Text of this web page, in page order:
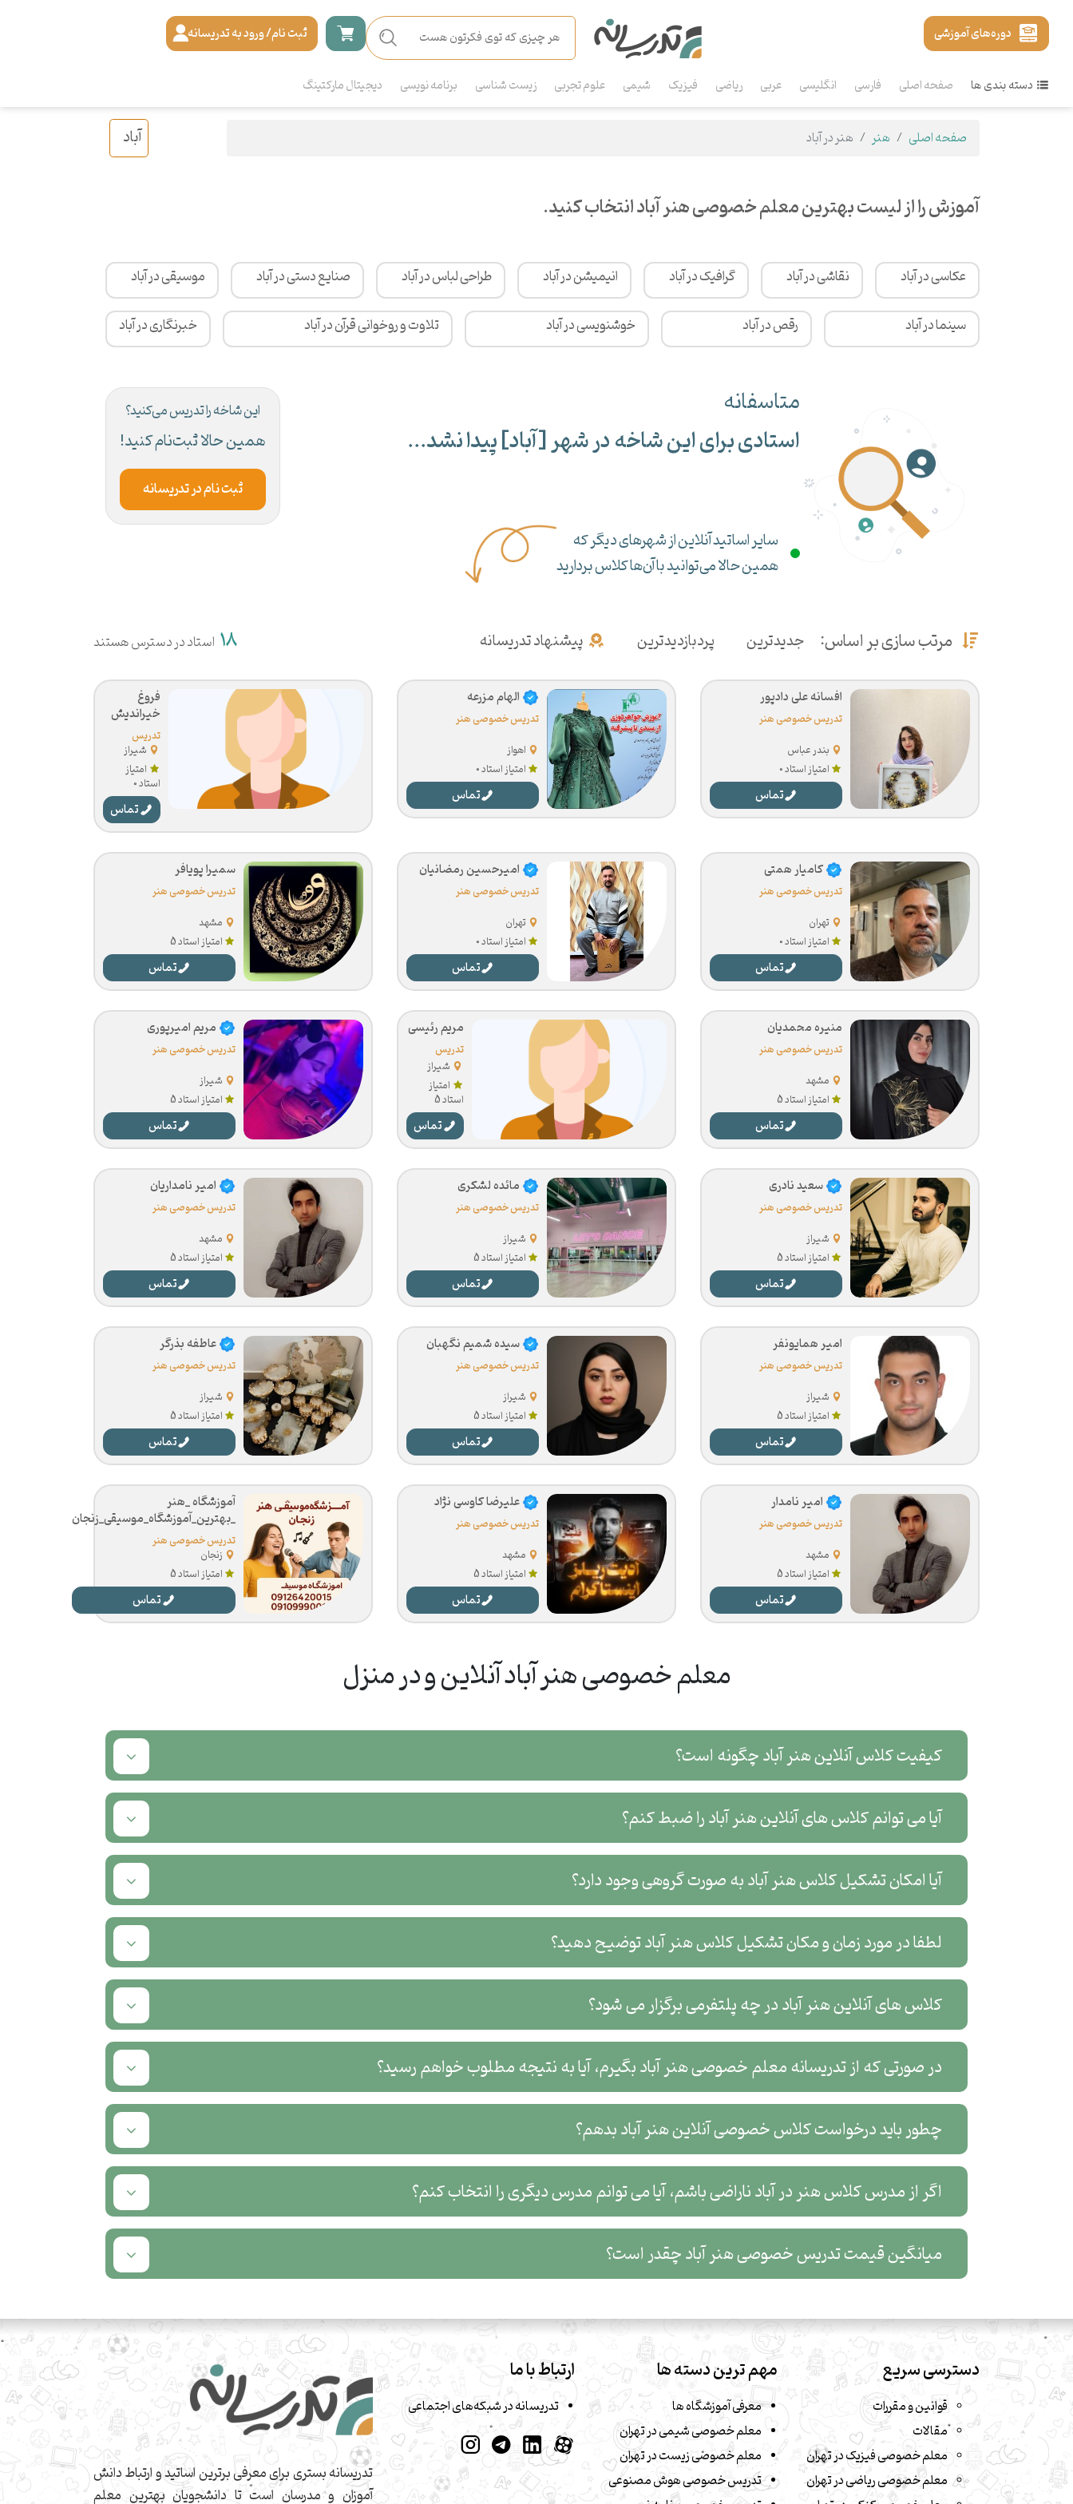
دوره‌های آموزشی ثبت نام/ ورود به تدریسانه
دسته بندی ها صفحه اصلی فارسی انگلیسی عربی ریاضی فیزیک شیمی علوم تجربی زیست شناسی برنامه نویسی دیجیتال مارکتینگ
صفحه اصلی هنر هنر در آباد آباد
آموزش را از لیست بهترین معلم خصوصی هنر آباد انتخاب کنید.
عکاسی در آباد نقاشی در آباد گرافیک در آباد انیمیشن در آباد طراحی لباس در آباد صنایع دستی در آباد موسیقی در آباد
سینما در آباد رقص در آباد خوشنویسی در آباد تلاوت و روخوانی قرآن در آباد خبرنگاری در آباد
متاسفانه
استادی برای این شاخه در شهر [آباد] پیدا نشد...
این شاخه را تدریس می‌کنید؟
همین حالا ثبت‌نام کنید!
ثبت نام در تدریسانه
سایر اساتید آنلاین از شهرهای دیگر که
همین حالا می‌توانید با آن‌ها کلاس بردارید
مرتب سازی بر اساس: جدیدترین پردبازدیدترین پیشنهاد تدریسانه 18 استاد در دسترس هستند
افسانه علی دادپور
تدریس خصوصی هنر
بندر عباس
امتیاز استاد 0
تماس
تدریس خصوصی هنر
اهواز
امتیاز استاد 0
تماس
فروغ
خیراندیش
تدریس
خصوصی هنر
شیراز
امتیاز
استاد 0
تماس
تدریس خصوصی هنر
تهران
امتیاز استاد 0
تماس
تدریس خصوصی هنر
تهران
امتیاز استاد 0
تماس
سمیرا پویافر
تدریس خصوصی هنر
مشهد
امتیاز استاد 5
تماس
منیره محمدیان
تدریس خصوصی هنر
مشهد
امتیاز استاد 5
تماس
مریم رئیسی
تدریس
خصوصی هنر
شیراز
امتیاز
استاد 5
تماس
تدریس خصوصی هنر
شیراز
امتیاز استاد 5
تماس
تدریس خصوصی هنر
شیراز
امتیاز استاد 5
تماس
تدریس خصوصی هنر
شیراز
امتیاز استاد 5
تماس
تدریس خصوصی هنر
مشهد
امتیاز استاد 5
تماس
امیر همایونفر
تدریس خصوصی هنر
شیراز
امتیاز استاد 5
تماس
تدریس خصوصی هنر
شیراز
امتیاز استاد 5
تماس
تدریس خصوصی هنر
شیراز
امتیاز استاد 5
تماس
تدریس خصوصی هنر
مشهد
امتیاز استاد 5
تماس
تدریس خصوصی هنر
مشهد
امتیاز استاد 5
تماس
آموزشگاه _هنر
_بهترین_آموزشگاه_موسیقی_زنجان
تدریس خصوصی هنر
زنجان
امتیاز استاد 5
تماس
معلم خصوصی هنر آباد آنلاین و در منزل
کیفیت کلاس آنلاین هنر آباد چگونه است؟
آیا می توانم کلاس های آنلاین هنر آباد را ضبط کنم؟
آیا امکان تشکیل کلاس هنر آباد به صورت گروهی وجود دارد؟
لطفا در مورد زمان و مکان تشکیل کلاس هنر آباد توضیح دهید؟
کلاس های آنلاین هنر آباد در چه پلتفرمی برگزار می شود؟
در صورتی که از تدریسانه معلم خصوصی هنر آباد بگیرم، آیا به نتیجه مطلوب خواهم رسید؟
چطور باید درخواست کلاس خصوصی آنلاین هنر آباد بدهم؟
اگر از مدرس کلاس هنر در آباد ناراضی باشم، آیا می توانم مدرس دیگری را انتخاب کنم؟
میانگین قیمت تدریس خصوصی هنر آباد چقدر است؟
دسترسی سریع
قوانین و مقررات
مقالات
معلم خصوصی فیزیک در تهران
معلم خصوصی ریاضی در تهران
مهم ترین دسته ها
معرفی آموزشگاه ها
معلم خصوصی شیمی در تهران
معلم خصوصی زیست در تهران
تدریس خصوصی هوش مصنوعی
ارتباط با ما
تدریسانه در شبکه‌های اجتماعی
تدریسانه بستری برای معرفی برترین اساتید و ارتباط دانش
آموزان و مدرسان است تا دانشجویان بهترین معلم